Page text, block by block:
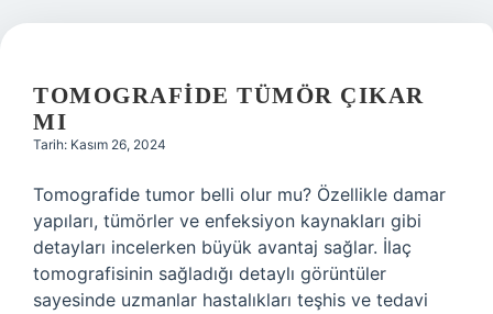
TOMOGRAFIDE TÜMÖR ÇIKAR
MI
Tarih: Kasım 26, 2024
Tomografide tumor belli olur mu? Özellikle damar
yapıları, tümörler ve enfeksiyon kaynakları gibi
detayları incelerken büyük avantaj sağlar. İlaç
tomografisinin sağladığı detaylı görüntüler
sayesinde uzmanlar hastalıkları teşhis ve tedavi